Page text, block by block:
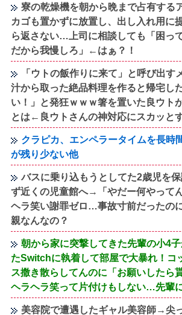
寮の乾燥機を朝から晩まで占有する
カゴも置かずに放置し、出し入れ用に
ら返さない…上司に相談しても「困っ
だから我慢しろ」←はぁ？！
「ウトの飯作りに来て」と呼び出す
汁から取った絶品料理を作ると帰宅し
い！」と発狂ｗｗｗ箸を置いた良ウト
とは←良ウトさんの神対応にスカッと
クラピカ、エンペラータイムを長時
が残り少ない他
バスに乗り込もうとしてた2歳児を
ず近くの児童館へ→「やだー何やって
ヘラ笑い謝罪ゼロ…事故寸前だったの
親なんなの？
朝から家に突撃してきた先輩の小4
たSwitchに執着して部屋で大暴れ！コ
ス撒き散らしてんのに「お願いしたら
ヘラヘラ笑って片付けもしない…先輩
美容院で遭遇したギャル美容師→尖